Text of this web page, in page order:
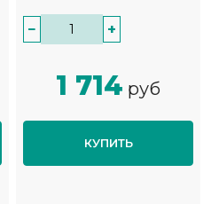
− +
1 714 руб
КУПИТЬ